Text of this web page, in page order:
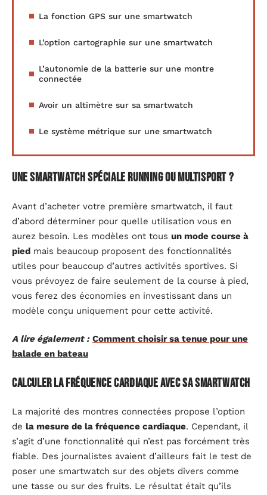
La fonction GPS sur une smartwatch
L’option cartographie sur une smartwatch
L’autonomie de la batterie sur une montre
connectée
Avoir un altimètre sur sa smartwatch
Le système métrique sur une smartwatch
Une smartwatch spéciale running ou multisport ?
Avant d’acheter votre première smartwatch, il faut
d’abord déterminer pour quelle utilisation vous en
aurez besoin. Les modèles ont tous un mode course à
pied mais beaucoup proposent des fonctionnalités
utiles pour beaucoup d’autres activités sportives. Si
vous prévoyez de faire seulement de la course à pied,
vous ferez des économies en investissant dans un
modèle conçu uniquement pour cette activité.
A lire également : Comment choisir sa tenue pour une
balade en bateau
Calculer la fréquence cardiaque avec sa smartwatch
La majorité des montres connectées propose l’option
de la mesure de la fréquence cardiaque. Cependant, il
s’agit d’une fonctionnalité qui n’est pas forcément très
fiable. Des journalistes avaient d’ailleurs fait le test de
poser une smartwatch sur des objets divers comme
une tasse ou sur des fruits. Le résultat était qu’ils